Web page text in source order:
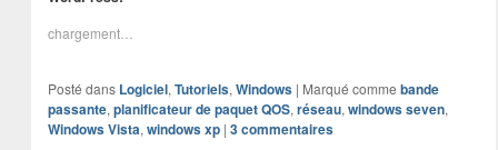
chargement…
Posté dans Logiciel, Tutoriels, Windows | Marqué comme bande
passante, planificateur de paquet QOS, réseau, windows seven,
Windows Vista, windows xp | 3commentaires